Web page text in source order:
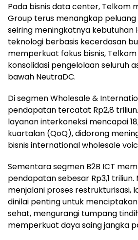
Pada bisnis data center, Telkom
Group terus menangkap
seiring meningkatnya kebutuhan
teknologi berbasis kecerdasan
memperkuat fokus bisnis,
konsolidasi pengelolaan seluruh
bawah NeutraDC.
Di segmen Wholesale &
pendapatan tercatat Rp2,8
layanan interkoneksi mencapai
kuartalan (QoQ), didorong
bisnis international wholesale
Sementara segmen B2B ICT
pendapatan sebesar Rp3,1 triliun.
menjalani proses restrukturisasi,
dinilai penting untuk
sehat, mengurangi tumpang
memperkuat daya saing jangka